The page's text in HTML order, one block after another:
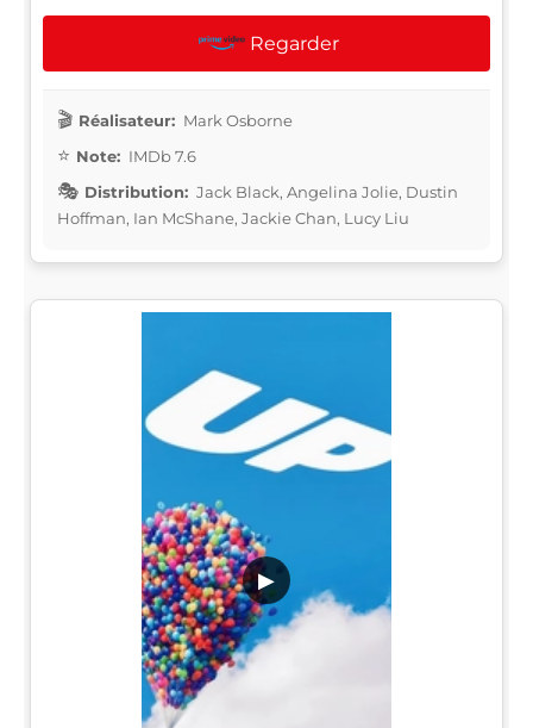
Regarder
Réalisateur: Mark Osborne
Note: IMDb 7.6
Distribution: Jack Black, Angelina Jolie, Dustin
Hoffman, Ian McShane, Jackie Chan, Lucy Liu
▶